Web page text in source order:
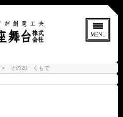
その20 くもで